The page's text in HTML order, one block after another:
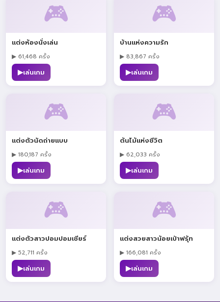
🎮
แต่งห้องนั่งเล่น
▶ 61,468 ครั้ง
▶เล่นเกม
🎮
บ้านแห่งความรัก
▶ 83,867 ครั้ง
▶เล่นเกม
🎮
แต่งตัวนัดถ่ายแบบ
▶ 180,187 ครั้ง
▶เล่นเกม
🎮
ต้นไม้แห่งชีวิต
▶ 62,033 ครั้ง
▶เล่นเกม
🎮
แต่งตัวสาวปอมปอมเชียร์
▶ 52,711 ครั้ง
▶เล่นเกม
🎮
แต่งสวยสาวน้อยเป่าฟรุ้ท
▶ 166,081 ครั้ง
▶เล่นเกม